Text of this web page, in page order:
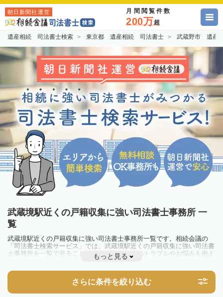
朝日新聞社運営 月間閲覧件数
200万超
遺産相続 司法書士検索 東京都 遺産相続 司法書士 武蔵野市 遺産
武蔵境駅近くの戸籍収集に強い司法書士事務所 一
覧
武蔵境駅近くの戸籍収集に強い司法書士事務所一覧です。相続会議の
「司法書士検索サービス」では、武蔵境駅近くの戸籍収集に強い司法書
士事務所を一覧で見ることが出来ます。相続のトラブルやお悩みを抱え
ている方は一度近隣の司法書士に相談してみましょう。
もっと見る
さらに条件を絞り込む